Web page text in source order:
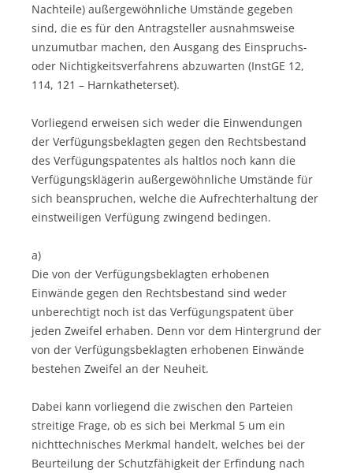
Nachteile) außergewöhnliche Umstände gegeben
sind, die es für den Antragsteller ausnahmsweise
unzumutbar machen, den Ausgang des Einspruchs-
oder Nichtigkeitsverfahrens abzuwarten (InstGE 12,
114, 121 – Harnkatheterset).
Vorliegend erweisen sich weder die Einwendungen
der Verfügungsbeklagten gegen den Rechtsbestand
des Verfügungspatentes als haltlos noch kann die
Verfügungsklägerin außergewöhnliche Umstände für
sich beanspruchen, welche die Aufrechterhaltung der
einstweiligen Verfügung zwingend bedingen.
a)
Die von der Verfügungsbeklagten erhobenen
Einwände gegen den Rechtsbestand sind weder
unberechtigt noch ist das Verfügungspatent über
jeden Zweifel erhaben. Denn vor dem Hintergrund der
von der Verfügungsbeklagten erhobenen Einwände
bestehen Zweifel an der Neuheit.
Dabei kann vorliegend die zwischen den Parteien
streitige Frage, ob es sich bei Merkmal 5 um ein
nichttechnisches Merkmal handelt, welches bei der
Beurteilung der Schutzfähigkeit der Erfindung nach